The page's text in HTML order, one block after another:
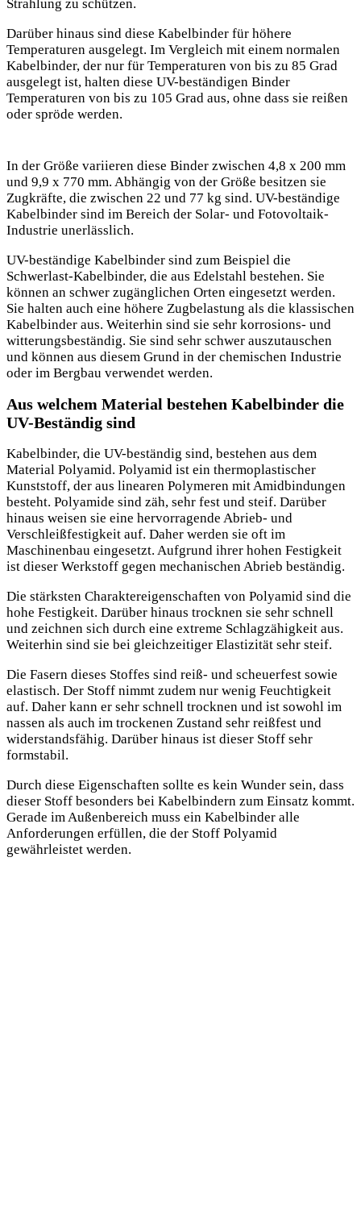
Strahlung zu schützen.
Darüber hinaus sind diese Kabelbinder für höhere
Temperaturen ausgelegt. Im Vergleich mit einem normalen
Kabelbinder, der nur für Temperaturen von bis zu 85 Grad
ausgelegt ist, halten diese UV-beständigen Binder
Temperaturen von bis zu 105 Grad aus, ohne dass sie reißen
oder spröde werden.
In der Größe variieren diese Binder zwischen 4,8 x 200 mm
und 9,9 x 770 mm. Abhängig von der Größe besitzen sie
Zugkräfte, die zwischen 22 und 77 kg sind. UV-beständige
Kabelbinder sind im Bereich der Solar- und Fotovoltaik-
Industrie unerlässlich.
UV-beständige Kabelbinder sind zum Beispiel die
Schwerlast-Kabelbinder, die aus Edelstahl bestehen. Sie
können an schwer zugänglichen Orten eingesetzt werden.
Sie halten auch eine höhere Zugbelastung als die klassischen
Kabelbinder aus. Weiterhin sind sie sehr korrosions- und
witterungsbeständig. Sie sind sehr schwer auszutauschen
und können aus diesem Grund in der chemischen Industrie
oder im Bergbau verwendet werden.
Aus welchem Material bestehen Kabelbinder die
UV-Beständig sind
Kabelbinder, die UV-beständig sind, bestehen aus dem
Material Polyamid. Polyamid ist ein thermoplastischer
Kunststoff, der aus linearen Polymeren mit Amidbindungen
besteht. Polyamide sind zäh, sehr fest und steif. Darüber
hinaus weisen sie eine hervorragende Abrieb- und
Verschleißfestigkeit auf. Daher werden sie oft im
Maschinenbau eingesetzt. Aufgrund ihrer hohen Festigkeit
ist dieser Werkstoff gegen mechanischen Abrieb beständig.
Die stärksten Charaktereigenschaften von Polyamid sind die
hohe Festigkeit. Darüber hinaus trocknen sie sehr schnell
und zeichnen sich durch eine extreme Schlagzähigkeit aus.
Weiterhin sind sie bei gleichzeitiger Elastizität sehr steif.
Die Fasern dieses Stoffes sind reiß- und scheuerfest sowie
elastisch. Der Stoff nimmt zudem nur wenig Feuchtigkeit
auf. Daher kann er sehr schnell trocknen und ist sowohl im
nassen als auch im trockenen Zustand sehr reißfest und
widerstandsfähig. Darüber hinaus ist dieser Stoff sehr
formstabil.
Durch diese Eigenschaften sollte es kein Wunder sein, dass
dieser Stoff besonders bei Kabelbindern zum Einsatz kommt.
Gerade im Außenbereich muss ein Kabelbinder alle
Anforderungen erfüllen, die der Stoff Polyamid
gewährleistet werden.